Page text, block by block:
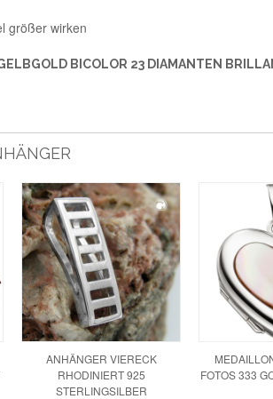
größer wirken
BICOLOR 23 DIAMANTEN
ANHÄNGER VIERECK
RHODINIERT 925
STERLINGSILBER
FOTOS 333